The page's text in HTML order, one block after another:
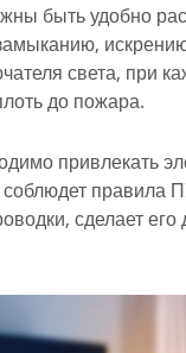
быть удобно
света, при
до пожара.
привлекать
правила
сделает